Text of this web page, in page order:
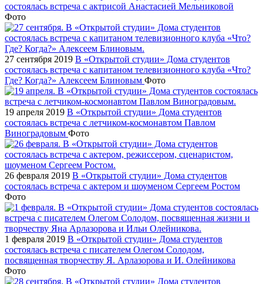
состоялась встреча с актрисой Анастасией Мельниковой
Фото
27 сентября 2019 В «Открытой студии» Дома студентов
состоялась встреча с капитаном телевизионного клуба «Что?
Где? Когда?» Алексеем Блиновым Фото
19 апреля 2019 В «Открытой студии» Дома студентов
состоялась встреча с летчиком-космонавтом Павлом
Виноградовым Фото
26 февраля 2019 В «Открытой студии» Дома студентов
состоялась встреча с актером и шоуменом Сергеем Ростом
Фото
1 февраля 2019 В «Открытой студии» Дома студентов
состоялась встреча с писателем Олегом Солодом,
посвященная творчеству Я. Арлазорова и И. Олейникова
Фото